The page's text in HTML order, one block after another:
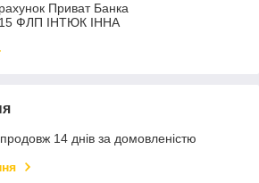
Приват Банка
ФЛП ІНТЮК ІННА
14 днів за домовленістю